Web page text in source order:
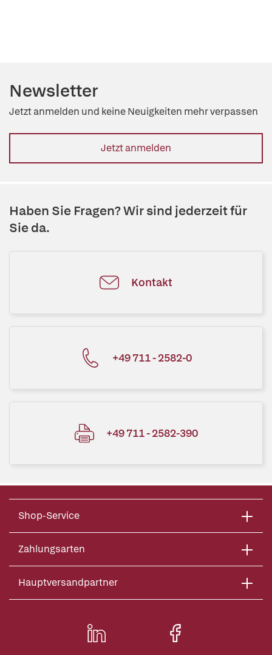
Newsletter
Jetzt anmelden und keine Neuigkeiten mehr verpassen
Jetzt anmelden
Haben Sie Fragen? Wir sind jederzeit für
Sie da.
Kontakt
+49 711 - 2582-0
+49 711 - 2582-390
Shop-Service
Zahlungsarten
Hauptversandpartner